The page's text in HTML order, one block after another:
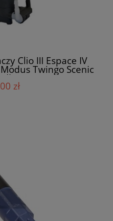
Clio III Espace IV
Twingo Scenic
8200194414
zł